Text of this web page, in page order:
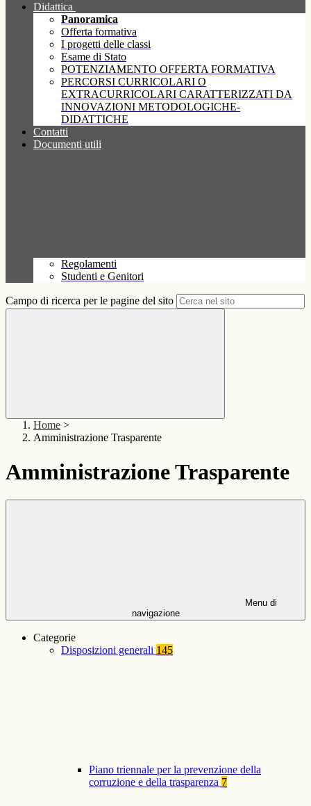
Didattica
Panoramica
Offerta formativa
I progetti delle classi
Esame di Stato
POTENZIAMENTO OFFERTA FORMATIVA
PERCORSI CURRICOLARI O
EXTRACURRICOLARI CARATTERIZZATI DA
INNOVAZIONI METODOLOGICHE-
DIDATTICHE
Contatti
Documenti utili
Regolamenti
Studenti e Genitori
Campo di ricerca per le pagine del sito
Home >
Amministrazione Trasparente
Amministrazione Trasparente
Menu di
navigazione
Categorie
Disposizioni generali 145
Piano triennale per la prevenzione della
corruzione e della trasparenza 7